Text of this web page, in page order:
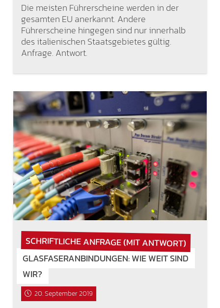
Die meisten Führerscheine werden in der
gesamten EU anerkannt. Andere
Führerscheine hingegen sind nur innerhalb
des italienischen Staatsgebietes gültig.
Anfrage. Antwort.
SCHRIFTLICHE ANFRAGE (MIT ANTWORT)
GLASFASERANBINDUNGEN: WIE WEIT SIND
WIR?
20. September 2019